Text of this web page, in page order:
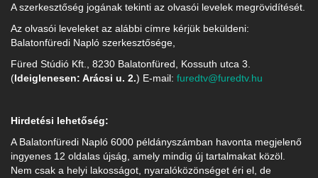
A szerkesztőség jogának tekinti az olvasói levelek megrövidítését.
Az olvasói leveleket az alábbi címre kérjük beküldeni:
Balatonfüredi Napló szerkesztősége,
Füred Stúdió Kft., 8230 Balatonfüred, Kossuth utca 3.
(Ideiglenesen: Arácsi u. 2.) E-mail: furedtv@furedtv.hu
Hirdetési lehetőség:
A Balatonfüredi Napló 6000 példányszámban havonta megjelenő
ingyenes 12 oldalas újság, amely mindig új tartalmakat közöl.
Nem csak a helyi lakosságot, nyaralóközönséget éri el, de